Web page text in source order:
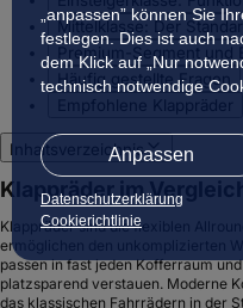
„anpassen” können Sie
festlegen. Dies ist auch
dem Klick auf „Nur
technisch notwendige
Anpassen
Datenschutzerklärung
Cookierichtlinie
Mittelklasse: Der
Premium-Segment und
Häufig gestellte Fragen
Empfohlene Klappräder
Inhaltsverzeichnis
Klappräder im
Klappräder sind die flexiblen
ermöglichen den unkomplizierten
passen in fast jeden Kofferraum
platzsparend verstauen. Moderne
das klassischen Fahrrädern in der